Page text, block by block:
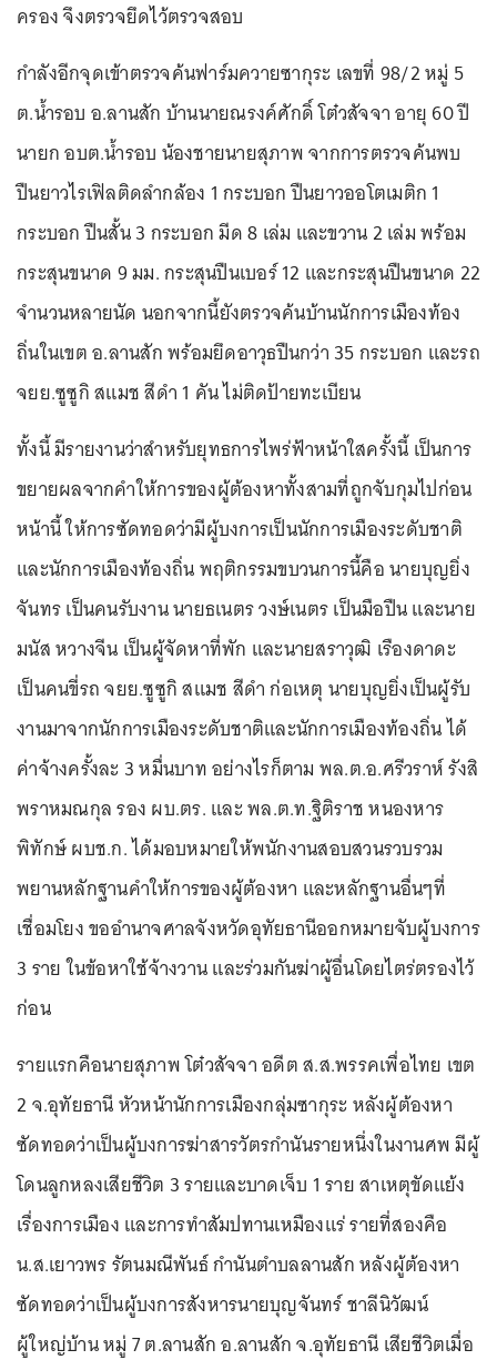
ครอง จึงตรวจยึดไว้ตรวจสอบ
กำลังอีกจุดเข้าตรวจค้นฟาร์มควายซากุระ เลขที่ 98/2 หมู่ 5
ต.น้ำรอบ อ.ลานสัก บ้านนายณรงค์ศักดิ์ โต๋วสัจจา อายุ 60 ปี
นายก อบต.น้ำรอบ น้องชายนายสุภาพ จากการตรวจค้นพบ
ปืนยาวไรเฟิลติดลำกล้อง 1 กระบอก ปืนยาวออโตเมติก 1
กระบอก ปืนสั้น 3 กระบอก มีด 8 เล่ม และขวาน 2 เล่ม พร้อม
กระสุนขนาด 9 มม. กระสุนปืนเบอร์ 12 และกระสุนปืนขนาด 22
จำนวนหลายนัด นอกจากนี้ยังตรวจค้นบ้านนักการเมืองท้อง
ถิ่นในเขต อ.ลานสัก พร้อมยึดอาวุธปืนกว่า 35 กระบอก และรถ
จยย.ซูซูกิ สแมช สีดำ 1 คัน ไม่ติดป้ายทะเบียน
ทั้งนี้ มีรายงานว่าสำหรับยุทธการไพร่ฟ้าหน้าใสครั้งนี้ เป็นการ
ขยายผลจากคำให้การของผู้ต้องหาทั้งสามที่ถูกจับกุมไปก่อน
หน้านี้ ให้การซัดทอดว่ามีผู้บงการเป็นนักการเมืองระดับชาติ
และนักการเมืองท้องถิ่น พฤติกรรมขบวนการนี้คือ นายบุญยิ่ง
จันทร เป็นคนรับงาน นายธเนตร วงษ์เนตร เป็นมือปืน และนาย
มนัส หวางจีน เป็นผู้จัดหาที่พัก และนายสราวุฒิ เรืองดาดะ
เป็นคนขี่รถ จยย.ซูซูกิ สแมช สีดำ ก่อเหตุ นายบุญยิ่งเป็นผู้รับ
งานมาจากนักการเมืองระดับชาติและนักการเมืองท้องถิ่น ได้
ค่าจ้างครั้งละ 3 หมื่นบาท อย่างไรก็ตาม พล.ต.อ.ศรีวราห์ รังสิ
พราหมณกุล รอง ผบ.ตร. และ พล.ต.ท.ฐิติราช หนองหาร
พิทักษ์ ผบช.ก. ได้มอบหมายให้พนักงานสอบสวนรวบรวม
พยานหลักฐานคำให้การของผู้ต้องหา และหลักฐานอื่นๆที่
เชื่อมโยง ขออำนาจศาลจังหวัดอุทัยธานีออกหมายจับผู้บงการ
3 ราย ในข้อหาใช้จ้างวาน และร่วมกันฆ่าผู้อื่นโดยไตร่ตรองไว้
ก่อน
รายแรกคือนายสุภาพ โต๋วสัจจา อดีต ส.ส.พรรคเพื่อไทย เขต
2 จ.อุทัยธานี หัวหน้านักการเมืองกลุ่มซากุระ หลังผู้ต้องหา
ซัดทอดว่าเป็นผู้บงการฆ่าสารวัตรกำนันรายหนึ่งในงานศพ มีผู้
โดนลูกหลงเสียชีวิต 3 รายและบาดเจ็บ 1 ราย สาเหตุขัดแย้ง
เรื่องการเมือง และการทำสัมปทานเหมืองแร่ รายที่สองคือ
น.ส.เยาวพร รัตนมณีพันธ์ กำนันตำบลลานสัก หลังผู้ต้องหา
ซัดทอดว่าเป็นผู้บงการสังหารนายบุญจันทร์ ชาลีนิวัฒน์
ผู้ใหญ่บ้าน หมู่ 7 ต.ลานสัก อ.ลานสัก จ.อุทัยธานี เสียชีวิตเมื่อ